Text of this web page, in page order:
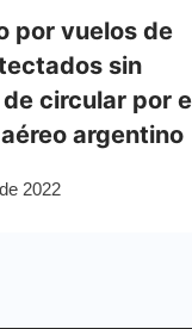
por vuelos de
sin
circular por
argentino
2022